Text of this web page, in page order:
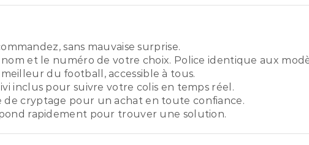
sans mauvaise surprise.
et le numéro de votre choix. Police identique aux
du football, accessible à tous.
inclus pour suivre votre colis en temps réel.
cryptage pour un achat en toute confiance.
rapidement pour trouver une solution.